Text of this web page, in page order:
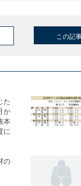
この記
た
か
本
に
の